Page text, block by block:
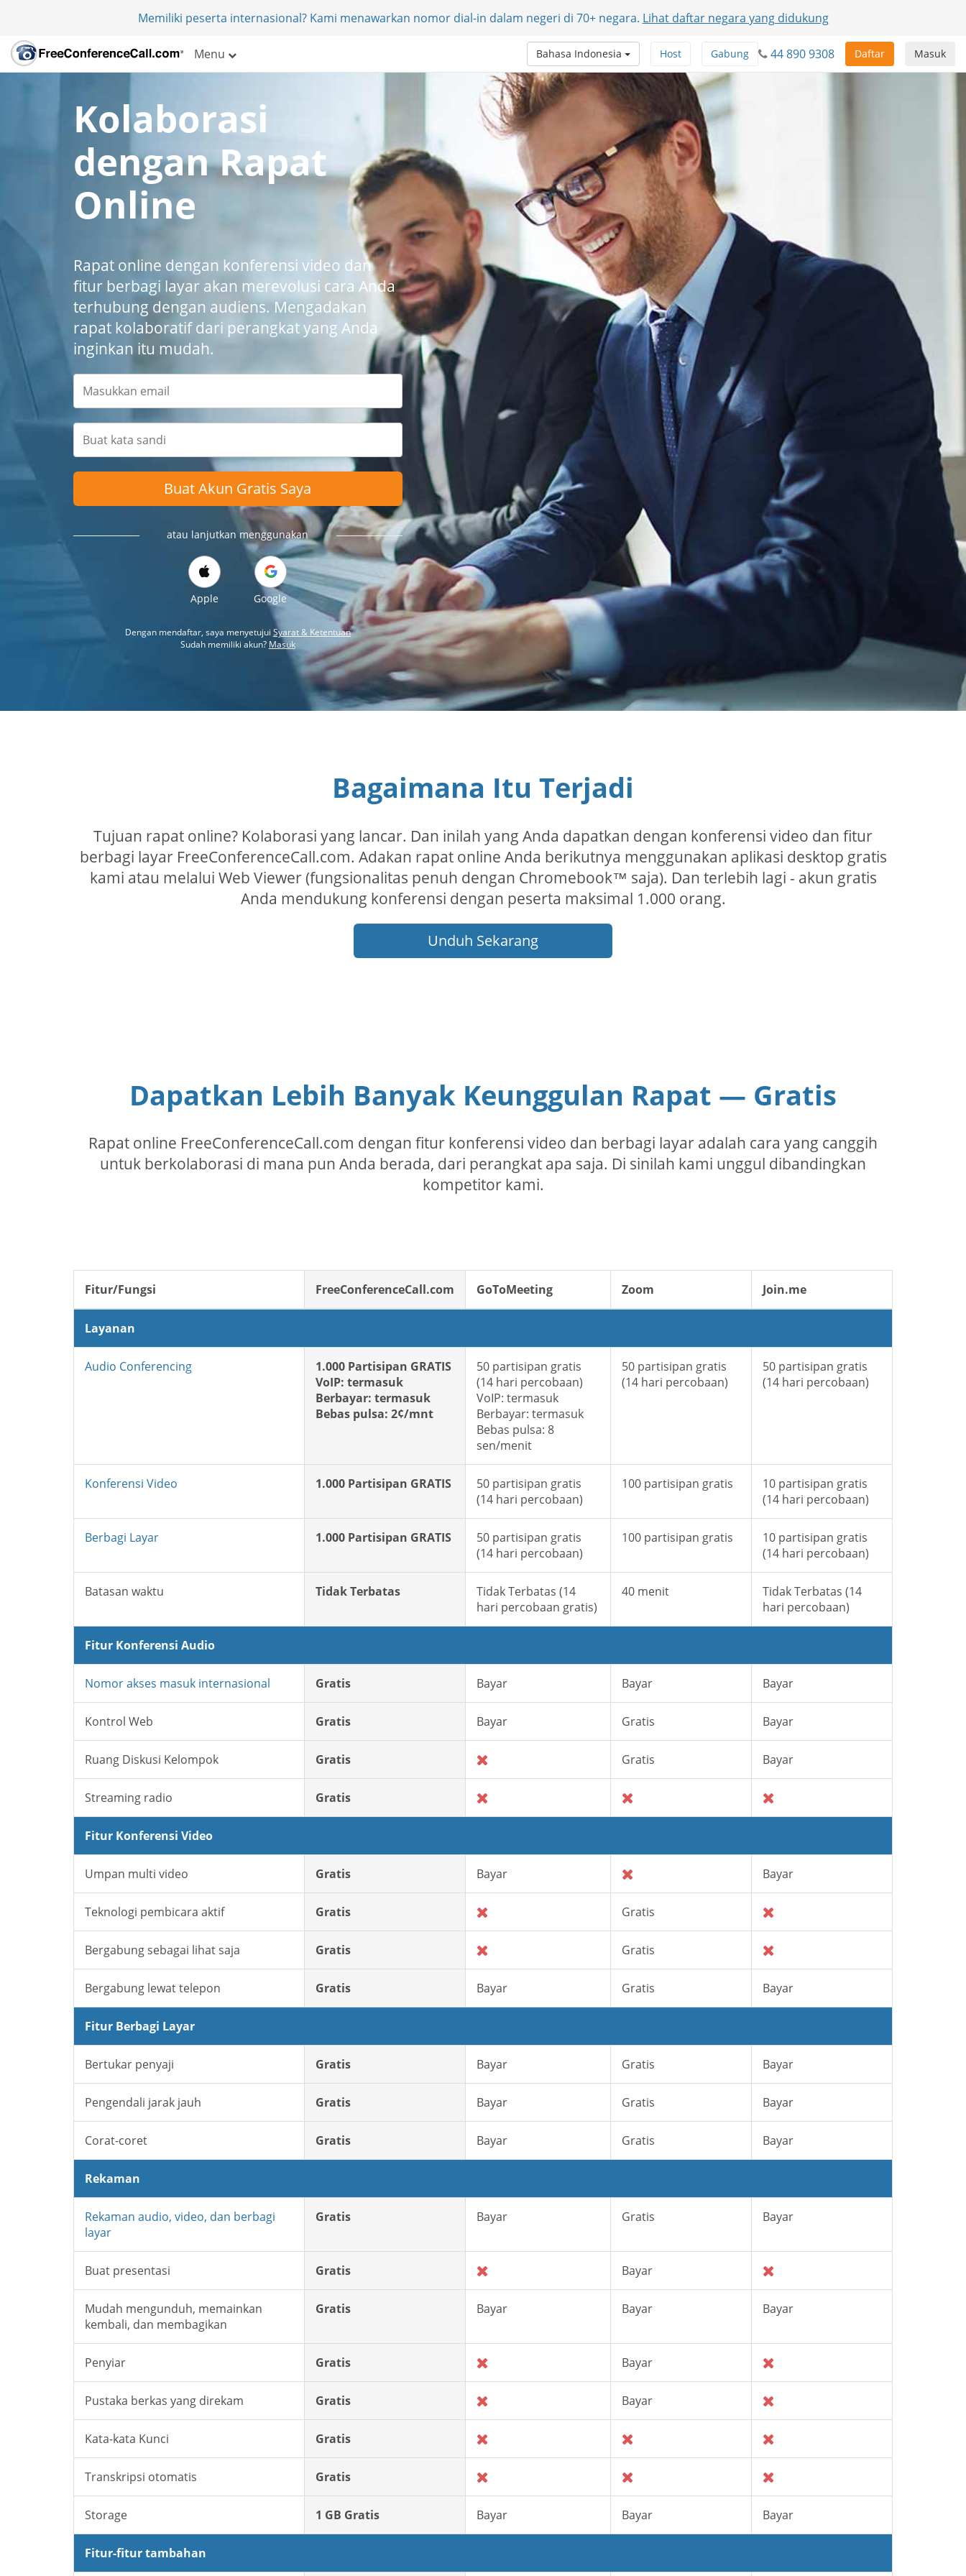
Memiliki peserta internasional? Kami menawarkan nomor dial-in dalam negeri di 70+ negara. Lihat daftar negara yang didukung
Menu Masuk
Daftar
44 890 9308
Gabung
Host
Bahasa Indonesia
Kolaborasi
dengan Rapat
Online
Rapat online dengan konferensi video dan
fitur berbagi layar akan merevolusi cara Anda
terhubung dengan audiens. Mengadakan
rapat kolaboratif dari perangkat yang Anda
inginkan itu mudah.
Buat Akun Gratis Saya
atau lanjutkan menggunakan
Apple Google
Dengan mendaftar, saya menyetujui Syarat & Ketentuan
Sudah memiliki akun? Masuk
Bagaimana Itu Terjadi
Tujuan rapat online? Kolaborasi yang lancar. Dan inilah yang Anda dapatkan dengan konferensi video dan fitur
berbagi layar FreeConferenceCall.com. Adakan rapat online Anda berikutnya menggunakan aplikasi desktop gratis
kami atau melalui Web Viewer (fungsionalitas penuh dengan Chromebook™ saja). Dan terlebih lagi - akun gratis
Anda mendukung konferensi dengan peserta maksimal 1.000 orang.
Unduh Sekarang
Dapatkan Lebih Banyak Keunggulan Rapat — Gratis
Rapat online FreeConferenceCall.com dengan fitur konferensi video dan berbagi layar adalah cara yang canggih
untuk berkolaborasi di mana pun Anda berada, dari perangkat apa saja. Di sinilah kami unggul dibandingkan
kompetitor kami.
Fitur/Fungsi FreeConferenceCall.com GoToMeeting Zoom Join.me
Layanan
Audio Conferencing
1.000 Partisipan GRATIS
VoIP: termasuk
Berbayar: termasuk
Bebas pulsa: 2¢/mnt
50 partisipan gratis
(14 hari percobaan)
VoIP: termasuk
Berbayar: termasuk
Bebas pulsa: 8
sen/menit
50 partisipan gratis
(14 hari percobaan)
50 partisipan gratis
(14 hari percobaan)
Konferensi Video 1.000 Partisipan GRATIS
50 partisipan gratis
(14 hari percobaan)
100 partisipan gratis
10 partisipan gratis
(14 hari percobaan)
Berbagi Layar 1.000 Partisipan GRATIS
50 partisipan gratis
(14 hari percobaan)
100 partisipan gratis
10 partisipan gratis
(14 hari percobaan)
Batasan waktu Tidak Terbatas
Tidak Terbatas (14
hari percobaan gratis)
40 menit
Tidak Terbatas (14
hari percobaan)
Fitur Konferensi Audio
Nomor akses masuk internasional Gratis Bayar Bayar Bayar
Kontrol Web Gratis Bayar Gratis Bayar
Ruang Diskusi Kelompok Gratis Gratis Bayar
Streaming radio Gratis
Fitur Konferensi Video
Umpan multi video Gratis Bayar Bayar
Teknologi pembicara aktif Gratis Gratis
Bergabung sebagai lihat saja Gratis Gratis
Bergabung lewat telepon Gratis Bayar Gratis Bayar
Fitur Berbagi Layar
Bertukar penyaji Gratis Bayar Gratis Bayar
Pengendali jarak jauh Gratis Bayar Gratis Bayar
Corat-coret Gratis Bayar Gratis Bayar
Rekaman
Rekaman audio, video, dan berbagi
layar
Gratis Bayar Gratis Bayar
Buat presentasi Gratis Bayar
Mudah mengunduh, memainkan
kembali, dan membagikan
Gratis Bayar Bayar Bayar
Penyiar Gratis Bayar
Pustaka berkas yang direkam Gratis Bayar
Kata-kata Kunci Gratis
Transkripsi otomatis Gratis
Storage 1 GB Gratis Bayar Bayar Bayar
Fitur-fitur tambahan